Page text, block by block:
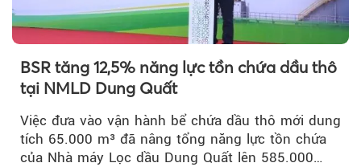
BSR tăng 12,5% năng lực tồn chứa dầu thô
tại NMLD Dung Quất
Việc đưa vào vận hành bể chứa dầu thô mới dung
tích 65.000 m³ đã nâng tổng năng lực tồn chứa
của Nhà máy Lọc dầu Dung Quất lên 585.000